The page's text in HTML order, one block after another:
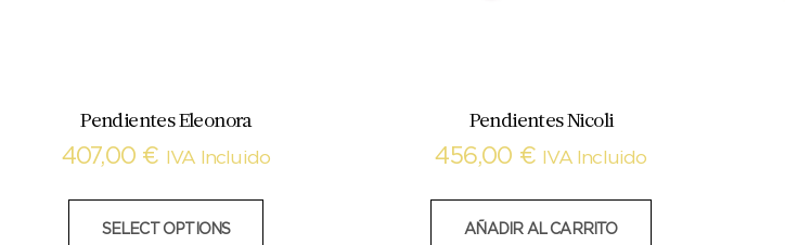
Pendientes Eleonora
407,00 € IVA Incluido
SELECT OPTIONS
Pendientes Nicoli
456,00 € IVA Incluido
AÑADIR AL CARRITO